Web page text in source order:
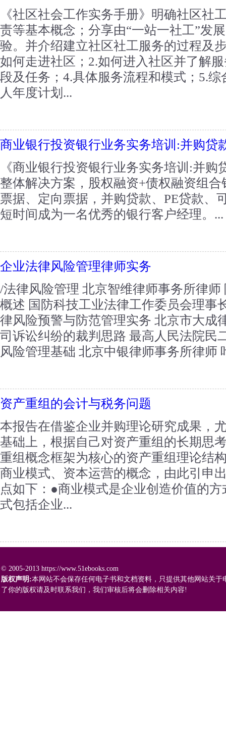
《社区社会工作实务手册》明确社区社
责等基本概念；分享由“一站一社工”发
验。并介绍建立社区社工服务的过程及
如何走进社区；2.如何进入社区并了解
段及任务；4.具体服务流程和模式；5.
人年度计划...
商业银行投资银行业务实务培训:并购贷
《商业银行投资银行业务实务培训:并
整体解决方案，股权融资+债权融资组
票据、定向票据，并购贷款、PE贷款、
短时间成为一名优秀的银行客户经理。...
企业法律风险管理律师实务
/法律风险管理 北京智维律师事务所律
概述 国防科技工业法律工作委员会理事
律风险预警与防范管理实务 北京市大成
司诉讼纠纷的裁判思路 最高人民法院民
风险管理基础 北京中银律师事务所律师
资产重组的会计与税务问题
本报告在借鉴企业并购理论研究成果，
基础上，根据自己对资产重组的长期思
重组概念框架为核心的资产重组理论结
商业模式、资本运营的概念，由此引申
点如下：●商业模式是企业创造价值的
式包括企业...
© 2005-2013 https://www.51ebooks.com
版权声明:本网站不会保存任何电子书和文档资料，只提供其他网站关
了你的版权请及时联系我们，我们审核后将会删除相关内容!